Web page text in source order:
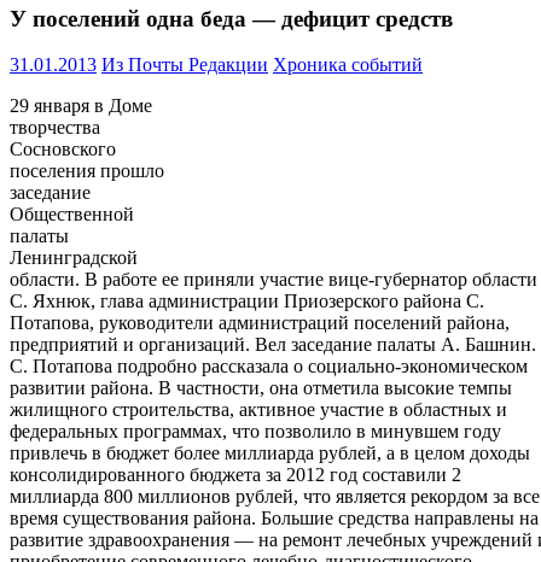
У поселений одна беда — дефицит средств
31.01.2013 Из Почты Редакции Хроника событий
29 января в Доме
творчества
Сосновского
поселения прошло
заседание
Общественной
палаты
Ленинградской
области. В работе ее приняли участие вице-губернатор области
С. Яхнюк, глава администрации Приозерского района С.
Потапова, руководители администраций поселений района,
предприятий и организаций. Вел заседание палаты А. Башнин.
С. Потапова подробно рассказала о социально-экономическом
развитии района. В частности, она отметила высокие темпы
жилищного строительства, активное участие в областных и
федеральных программах, что позволило в минувшем году
привлечь в бюджет более миллиарда рублей, а в целом доходы
консолидированного бюджета за 2012 год составили 2
миллиарда 800 миллионов рублей, что является рекордом за все
время существования района. Большие средства направлены на
развитие здравоохранения — на ремонт лечебных учреждений